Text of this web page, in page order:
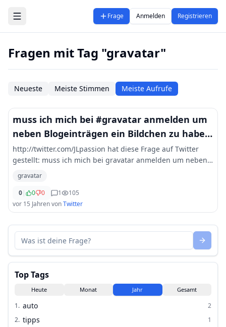
Zum Hauptinhalt springen
Frage Anmelden Registrieren
Fragen mit Tag "gravatar"
Neueste Meiste Stimmen Meiste Aufrufe
muss ich mich bei #gravatar anmelden um
neben Blogeinträgen ein Bildchen zu haben,
oder geht das auch anders
http://twitter.com/JLpassion hat diese Frage auf Twitter
gestellt: muss ich mich bei gravatar anmelden um neben
Blogeinträgen ein Bildchen zu haben, oder geht das auch
anders? followerpower
gravatar
0| 0 0 1
105
vor 15 JahrenvonTwitter
Top Tags
Heute Monat Jahr Gesamt
1. auto
2
2. tipps
1